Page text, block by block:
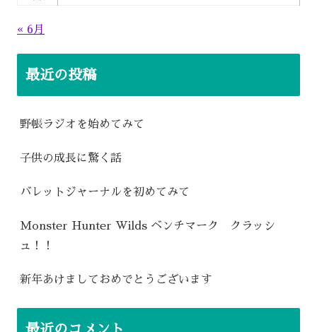
« 6月
最近の投稿
野帳ラジオを始めてみて
子供の成長に驚く話
バレットジャーナルを初めてみて
Monster Hunter Wilds ベンチマーク クラッシ
ュ！！
新年あけましておめでとうございます